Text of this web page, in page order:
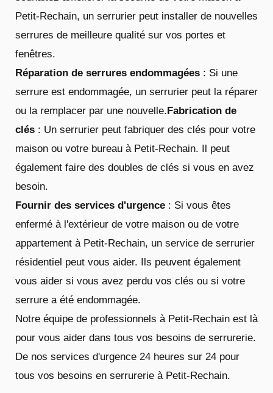
Petit-Rechain, un serrurier peut installer de nouvelles
serrures de meilleure qualité sur vos portes et
fenêtres.
Réparation de serrures endommagées : Si une
serrure est endommagée, un serrurier peut la réparer
ou la remplacer par une nouvelle.Fabrication de
clés : Un serrurier peut fabriquer des clés pour votre
maison ou votre bureau à Petit-Rechain. Il peut
également faire des doubles de clés si vous en avez
besoin.
Fournir des services d'urgence : Si vous êtes
enfermé à l'extérieur de votre maison ou de votre
appartement à Petit-Rechain, un service de serrurier
résidentiel peut vous aider. Ils peuvent également
vous aider si vous avez perdu vos clés ou si votre
serrure a été endommagée.
Notre équipe de professionnels à Petit-Rechain est là
pour vous aider dans tous vos besoins de serrurerie.
De nos services d'urgence 24 heures sur 24 pour
tous vos besoins en serrurerie à Petit-Rechain.